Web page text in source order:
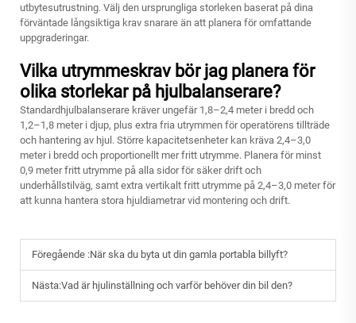
utbytesutrustning. Välj den ursprungliga storleken baserat på dina
förväntade långsiktiga krav snarare än att planera för omfattande
uppgraderingar.
Vilka utrymmeskrav bör jag planera för
olika storlekar på hjulbalanserare?
Standardhjulbalanserare kräver ungefär 1,8–2,4 meter i bredd och
1,2–1,8 meter i djup, plus extra fria utrymmen för operatörens tillträde
och hantering av hjul. Större kapacitetsenheter kan kräva 2,4–3,0
meter i bredd och proportionellt mer fritt utrymme. Planera för minst
0,9 meter fritt utrymme på alla sidor för säker drift och
underhållstilväg, samt extra vertikalt fritt utrymme på 2,4–3,0 meter för
att kunna hantera stora hjuldiametrar vid montering och drift.
Föregående :När ska du byta ut din gamla portabla billyft?
Nästa:Vad är hjulinställning och varför behöver din bil den?